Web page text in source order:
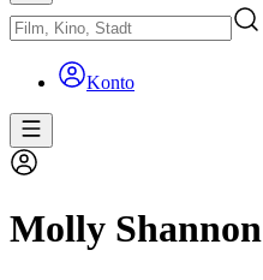
Konto
Molly Shannon